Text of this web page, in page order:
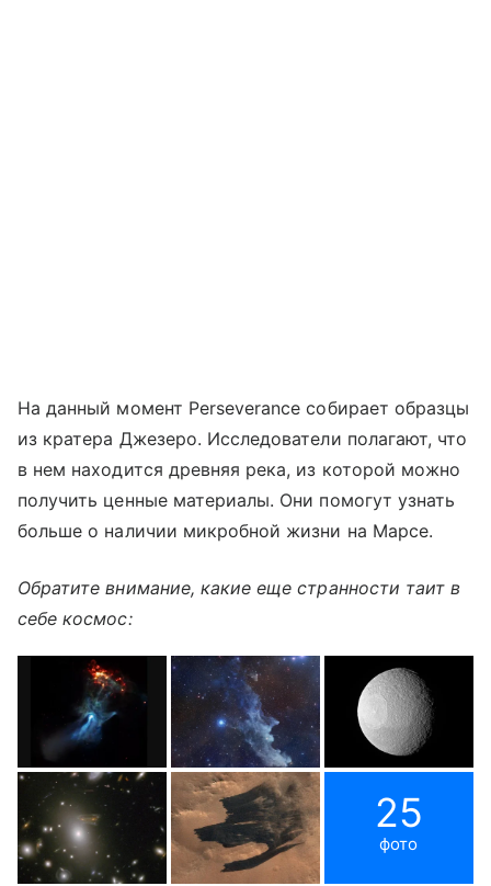
На данный момент Perseverance собирает образцы
из кратера Джезеро. Исследователи полагают, что
в нем находится древняя река, из которой можно
получить ценные материалы. Они помогут узнать
больше о наличии микробной жизни на Марсе.
Обратите внимание, какие еще странности таит в
себе космос:
25
фото